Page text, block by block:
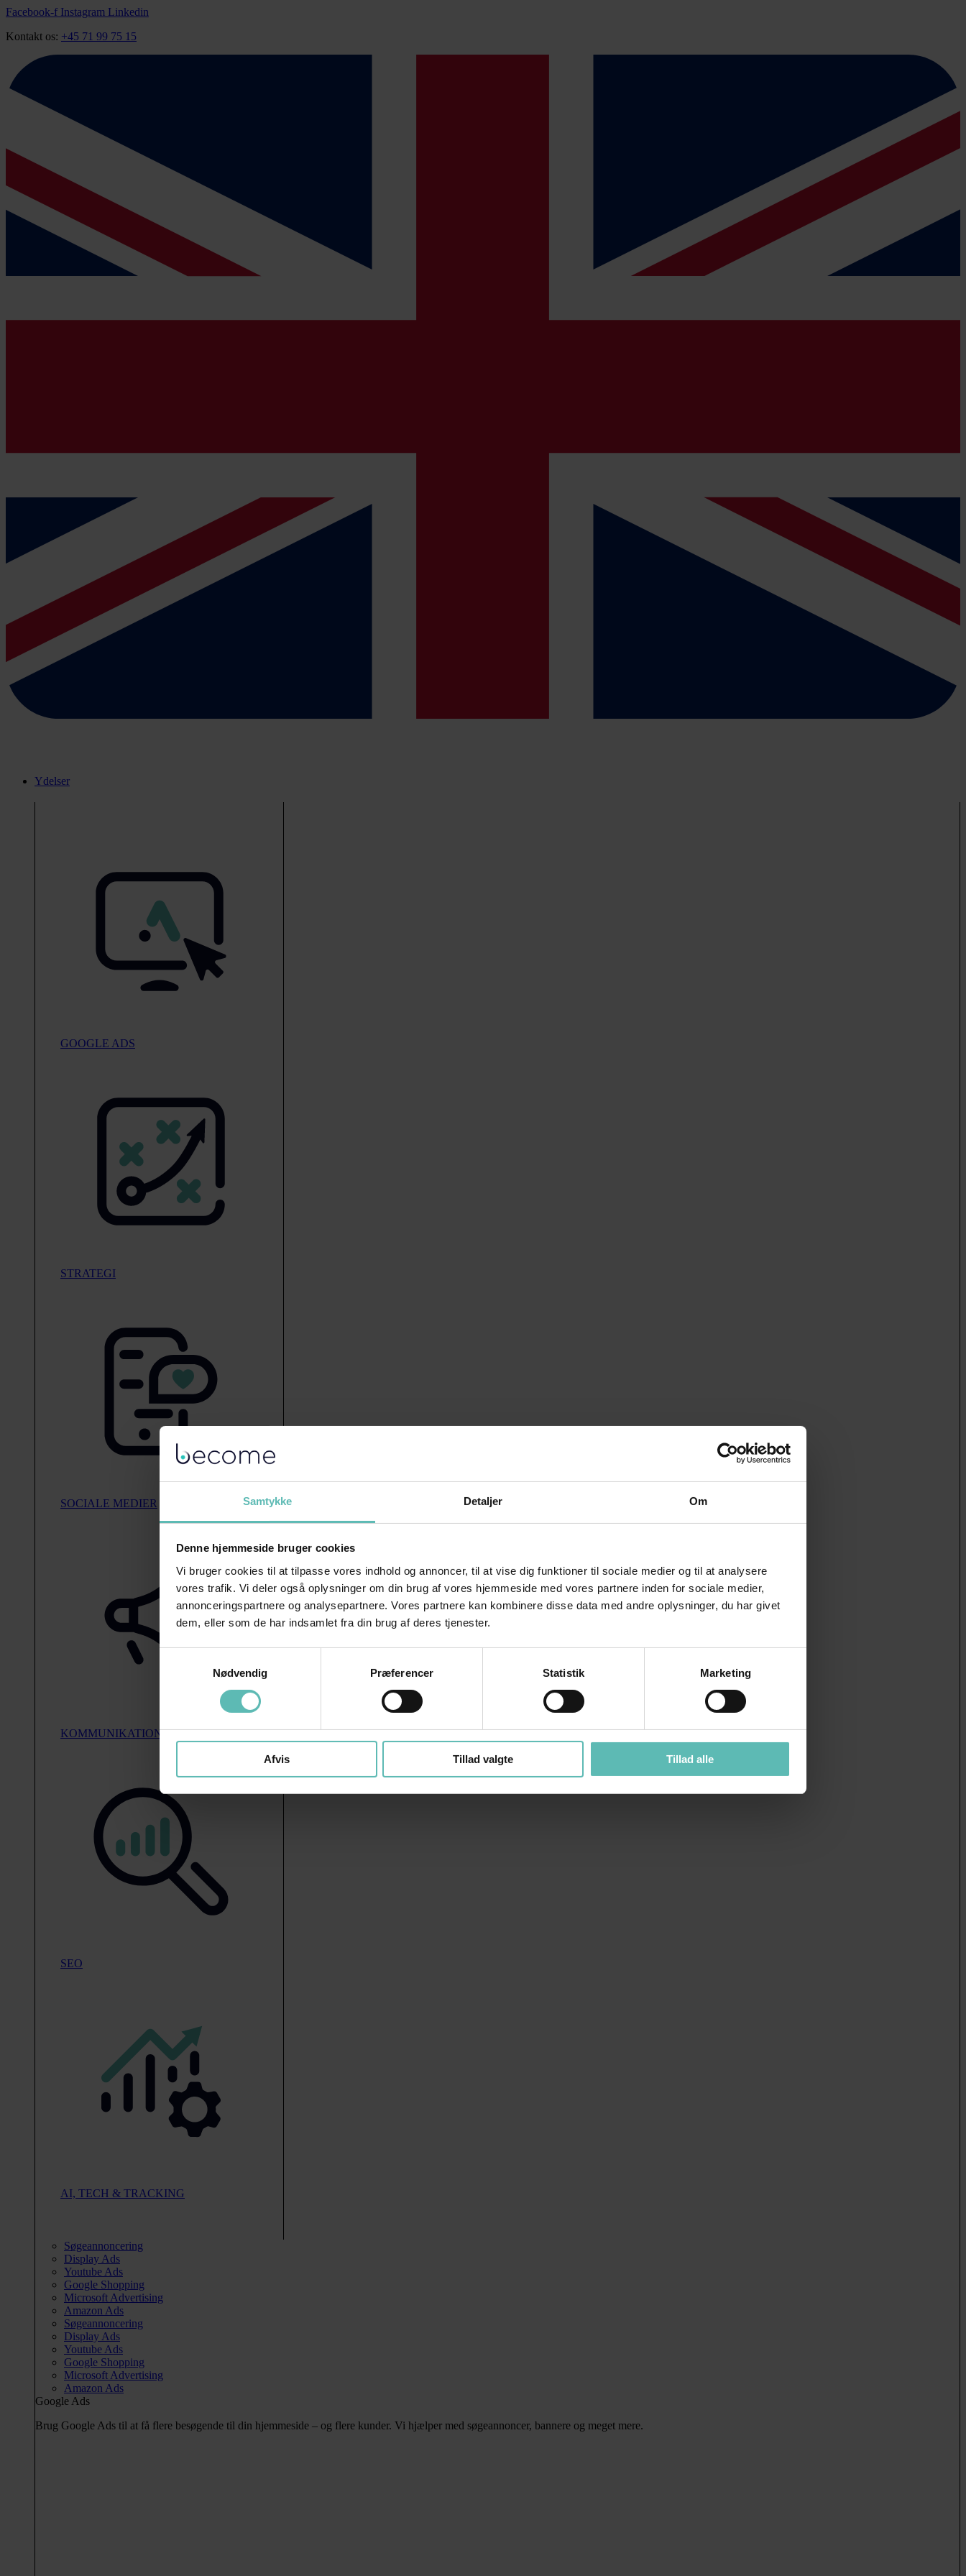
Samtykke Detaljer Om
Denne hjemmeside bruger cookies
Vi bruger cookies til at tilpasse vores indhold og annoncer, til at vise dig funktioner til sociale medier og til at analysere
vores trafik. Vi deler også oplysninger om din brug af vores hjemmeside med vores partnere inden for sociale medier,
annonceringspartnere og analysepartnere. Vores partnere kan kombinere disse data med andre oplysninger, du har givet
dem, eller som de har indsamlet fra din brug af deres tjenester.
Nødvendig
Præferencer Statistik Marketing
Afvis Tillad valgte Tillad alle
Videre
indhold
Facebook-f Instagram Linkedin
Kontakt os: +45 71 99 75 15
Ydelser
GOOGLE ADS
STRATEGI
SOCIALE MEDIER
KOMMUNIKATION
SEO
AI, TECH & TRACKING
Søgeannoncering
Display Ads
Youtube Ads
Google Shopping
Microsoft Advertising
Amazon Ads
Søgeannoncering
Display Ads
Youtube Ads
Google Shopping
Microsoft Advertising
Amazon Ads
Google Ads
Brug Google Ads til at få flere besøgende til din hjemmeside – og flere kunder. Vi hjælper med søgeannoncer, bannere og meget mere.